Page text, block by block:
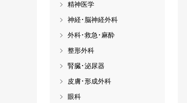
精神医学
神経･脳神経外科
外科･救急･麻酔
整形外科
腎臓･泌尿器
皮膚･形成外科
眼科